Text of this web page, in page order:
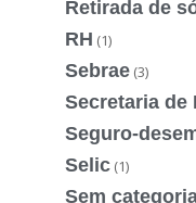
Retirada de
RH (1)
Sebrae (3)
Secretaria de
Seguro-
Selic (1)
Sem